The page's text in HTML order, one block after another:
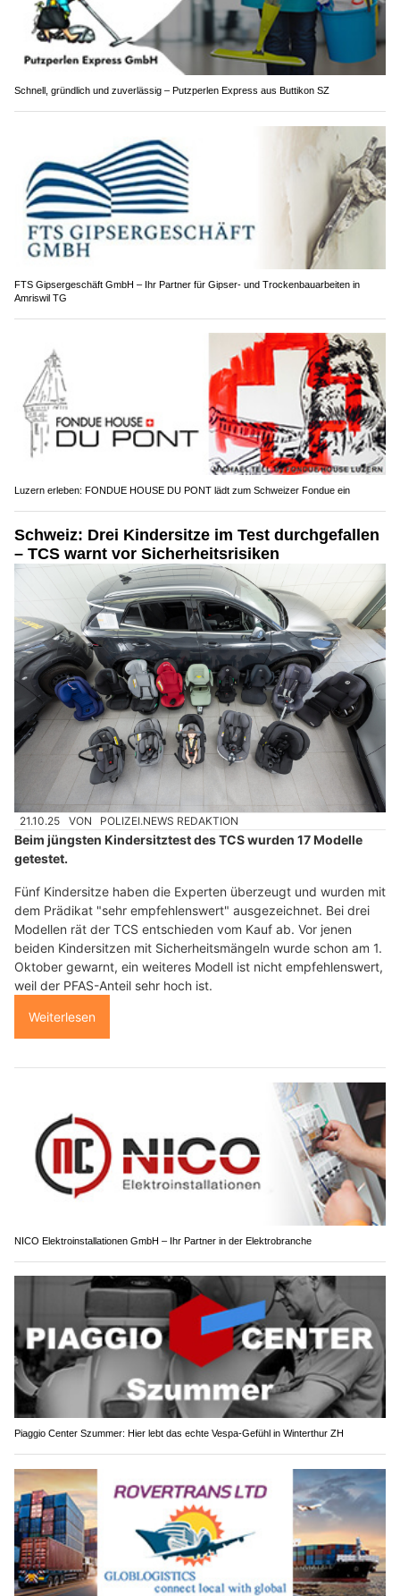
Schnell, gründlich und zuverlässig – Putzperlen Express aus Buttikon SZ
FTS Gipsergeschäft GmbH – Ihr Partner für Gipser- und Trockenbauarbeiten in
Amriswil TG
Luzern erleben: FONDUE HOUSE DU PONT lädt zum Schweizer Fondue ein
Schweiz: Drei Kindersitze im Test durchgefallen
– TCS warnt vor Sicherheitsrisiken
21.10.25 VON POLIZEI.NEWS REDAKTION
Beim jüngsten Kindersitztest des TCS wurden 17 Modelle
getestet.
Fünf Kindersitze haben die Experten überzeugt und wurden mit
dem Prädikat "sehr empfehlenswert" ausgezeichnet. Bei drei
Modellen rät der TCS entschieden vom Kauf ab. Vor jenen
beiden Kindersitzen mit Sicherheitsmängeln wurde schon am 1.
Oktober gewarnt, ein weiteres Modell ist nicht empfehlenswert,
weil der PFAS-Anteil sehr hoch ist.
Weiterlesen
NICO Elektroinstallationen GmbH – Ihr Partner in der Elektrobranche
Piaggio Center Szummer: Hier lebt das echte Vespa-Gefühl in Winterthur ZH